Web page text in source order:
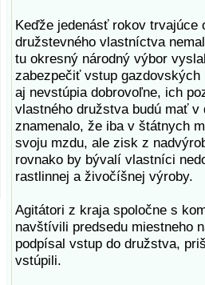
Keďže jedenásť rokov trvajúce
družstevného vlastníctva
tu okresný národný výbor
zabezpečiť vstup
aj nevstúpia dobrovoľne, ich
vlastného družstva budú mať v
znamenalo, že iba v štátnych
svoju mzdu, ale zisk z
rovnako by bývalí vlastníci
rastlinnej a živočíšnej výroby.
Agitátori z kraja spoločne s
navštívili predsedu miestneho
podpísal vstup do družstva,
vstúpili.